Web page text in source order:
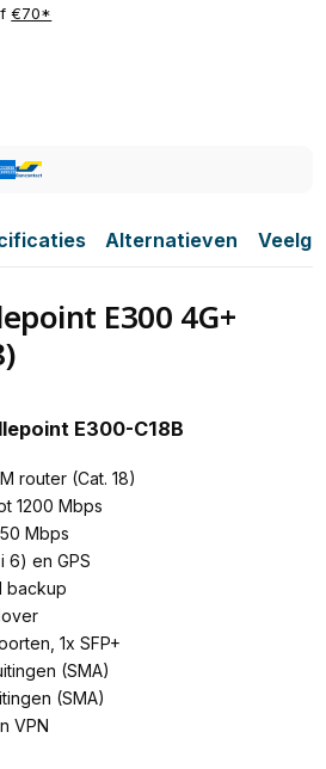
€70*
Alternatieven
E300 4G+
E300-C18B
router (Cat. 18)
1200 Mbps
Mbps
6) en GPS
backup
1x SFP+
(SMA)
(SMA)
VPN